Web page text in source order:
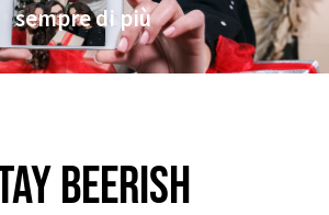
sempre di più
beerish